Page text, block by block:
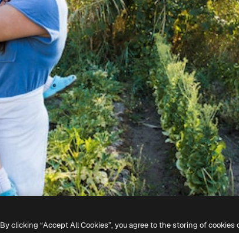
By clicking “Accept All Cookies”, you agree to the storing of